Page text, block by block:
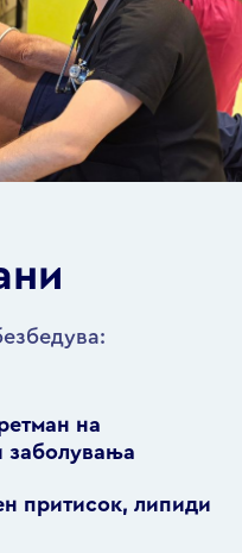
на
заболувања
притисок, липиди